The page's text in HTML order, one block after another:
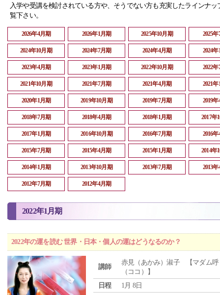
入学や受講を検討されている方や、そうでない方も充実したラインナッ
覧下さい。
2026年4月期 2026年1月期 2025年10月期 2025
2024年10月期 2024年7月期 2024年4月期 2024
2023年4月期 2023年1月期 2022年10月期 2022
2021年10月期 2021年7月期 2021年4月期 2021
2020年1月期 2019年10月期 2019年7月期 2019
2018年7月期 2018年4月期 2018年1月期 2017年
2017年1月期 2016年10月期 2016年7月期 2016
2015年7月期 2015年4月期 2015年1月期 2014年
2014年1月期 2013年10月期 2013年7月期 2013
2012年7月期 2012年4月期
2022年1月期
2022年の運を読む 世界・日本・個人の運はどうなるのか？
講師
赤見（あかみ）淑子 【マダム呼
（ココ）】
日程
1月 8日